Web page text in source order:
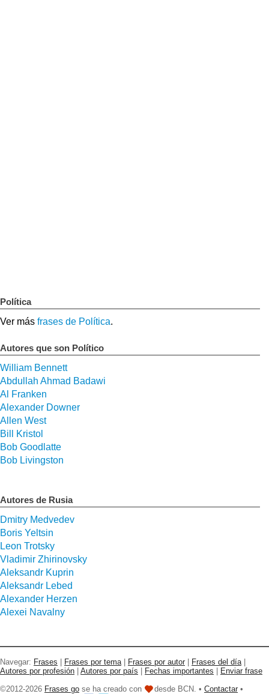
Política
Ver más frases de Política.
Autores que son Político
William Bennett
Abdullah Ahmad Badawi
Al Franken
Alexander Downer
Allen West
Bill Kristol
Bob Goodlatte
Bob Livingston
Autores de Rusia
Dmitry Medvedev
Boris Yeltsin
Leon Trotsky
Vladimir Zhirinovsky
Aleksandr Kuprin
Aleksandr Lebed
Alexander Herzen
Alexei Navalny
Navegar: Frases Frases por tema| Frases por autor Frases del día|
Autores por profesión
Autores por país Fechas importantes
Enviar frase
©2012-2026 Frases go se ha creado con desde BCN. • Contactar •